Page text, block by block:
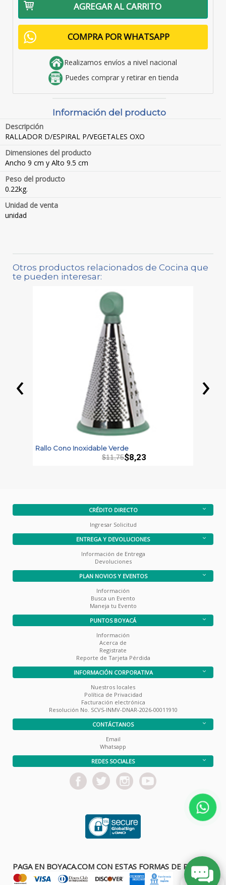
AGREGAR AL CARRITO
COMPRA POR WHATSAPP
Realizamos envíos a nivel nacional
Puedes comprar y retirar en tienda
Información del producto
Descripción
RALLADOR D/ESPIRAL P/VEGETALES OXO
Dimensiones del producto
Ancho 9 cm y Alto 9.5 cm
Peso del producto
0.22kg.
Unidad de venta
unidad
Otros productos relacionados de Cocina que
te pueden interesar:
Rallo Cono Inoxidable Verde
$11,75$8,23
‹ ›
CRÉDITO DIRECTO
Ingresar Solicitud
ENTREGA Y DEVOLUCIONES
Información de Entrega
Devoluciones
PLAN NOVIOS Y EVENTOS
Información
Busca un Evento
Maneja tu Evento
PUNTOS BOYACÁ
Información
Acerca de
Registrate
Reporte de Tarjeta Pérdida
INFORMACIÓN CORPORATIVA
Nuestros locales
Política de Privacidad
Facturación electrónica
Resolución No. SCVS-INMV-DNAR-2026-00011910
CONTÁCTANOS
Email
Whatsapp
REDES SOCIALES
PAGA EN BOYACA.COM CON ESTAS FORMAS DE PAGO